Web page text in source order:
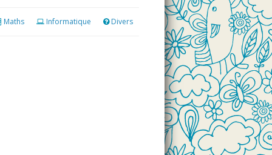
Maths Informatique Divers